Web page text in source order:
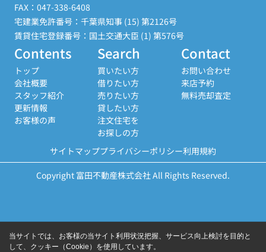
FAX：047-338-6408
宅建業免許番号：千葉県知事 (15) 第2126号
賃貸住宅登録番号：国土交通大臣 (1) 第576号
Contents
トップ
会社概要
スタッフ紹介
更新情報
お客様の声
Search
買いたい方
借りたい方
売りたい方
貸したい方
注文住宅を
お探しの方
Contact
お問い合わせ
来店予約
無料売却査定
サイトマッププライバシーポリシー利用規約
Copyright 富田不動産株式会社 All Rights Reserved.
当サイトでは、お客様の当サイト利用状況把握、サービス向上検討を目的と
して、クッキー（Cookie）を使用しています。